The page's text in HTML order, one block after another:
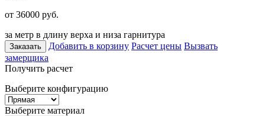
от 36000 руб.
за метр в длину верха и низа гарнитура
Заказать Добавить в корзину Расчет цены Вызвать
замерщика
Получить расчет
Выберите конфигурацию
Выберите материал